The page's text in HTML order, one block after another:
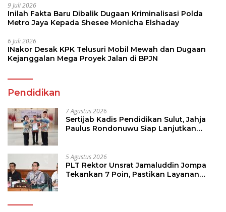
9 Juli 2026
Inilah Fakta Baru Dibalik Dugaan Kriminalisasi Polda
Metro Jaya Kepada Shesee Monicha Elshaday
6 Juli 2026
INakor Desak KPK Telusuri Mobil Mewah dan Dugaan
Kejanggalan Mega Proyek Jalan di BPJN
Pendidikan
7 Agustus 2026
Sertijab Kadis Pendidikan Sulut, Jahja
Paulus Rondonuwu Siap Lanjutkan
5 Agustus 2026
PLT Rektor Unsrat Jamaluddin Jompa
Tekankan 7 Poin, Pastikan Layanan